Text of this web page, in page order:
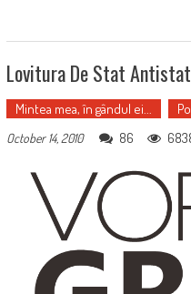
Lovitura De Stat
Mintea mea, în gândul ei...
October 14, 2010
86